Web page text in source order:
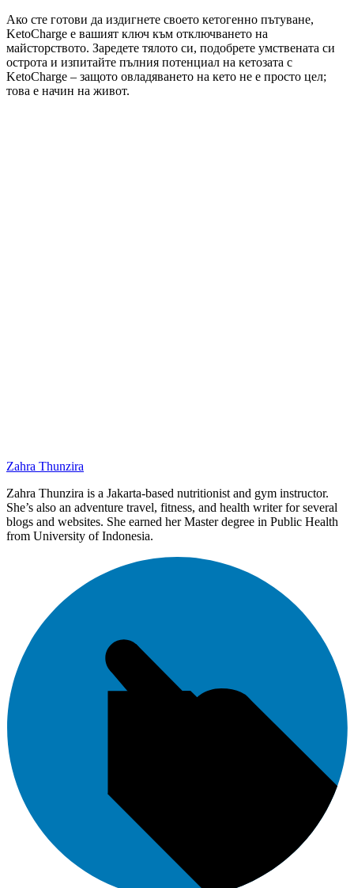
Ако сте готови да издигнете своето кетогенно пътуване,
KetoCharge е вашият ключ към отключването на
майсторството. Заредете тялото си, подобрете умствената си
острота и изпитайте пълния потенциал на кетозата с
KetoCharge – защото овладяването на кето не е просто цел;
това е начин на живот.
Zahra Thunzira
Zahra Thunzira is a Jakarta-based nutritionist and gym instructor.
She’s also an adventure travel, fitness, and health writer for several
blogs and websites. She earned her Master degree in Public Health
from University of Indonesia.